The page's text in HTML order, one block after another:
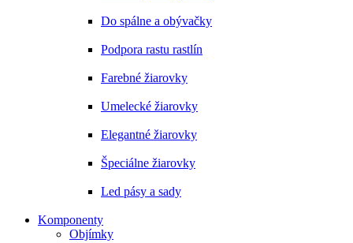
Do spálne a obývačky
Podpora rastu rastlín
Farebné žiarovky
Umelecké žiarovky
Elegantné žiarovky
Špeciálne žiarovky
Led pásy a sady
Komponenty
Objímky